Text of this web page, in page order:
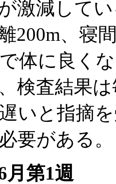
激減して
200m、寝
体に良く
検査結果
いと指摘
要がある。
月第1週